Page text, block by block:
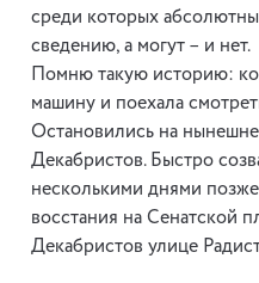
среди которых
сведению, а могут – и нет.
Помню такую историю:
машину и поехала
Остановились на
Декабристов. Быстро
несколькими днями позже
восстания на Сенатской
Декабристов улице